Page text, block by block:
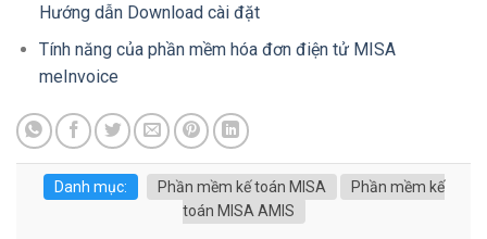
Hướng dẫn Download cài đặt
Tính năng của phần mềm hóa đơn điện tử MISA
meInvoice
Danh mục: Phần mềm kế toán MISA
Phần mềm kế
toán MISA AMIS